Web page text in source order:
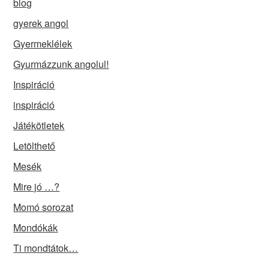
blog
gyerek angol
Gyermeklélek
Gyurmázzunk angolul!
Inspiráció
inspiráció
Játékötletek
Letölthető
Mesék
Mire jó …?
Momó sorozat
Mondókák
Ti mondtátok…